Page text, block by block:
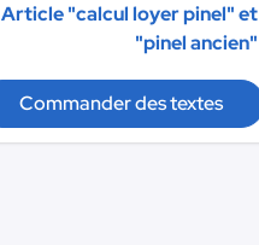
Article "calcul loyer pinel" et
"pinel ancien"
Commander des textes